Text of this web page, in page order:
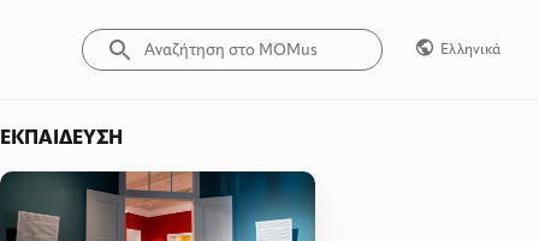
Ελληνικά
ΕΚΠΑΊΔΕΥΣΗ